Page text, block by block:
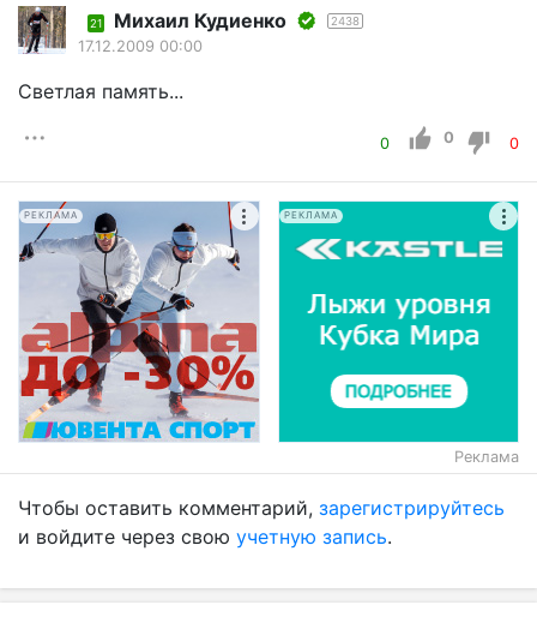
21 Михаил Кудиенко 2438
17.12.2009 00:00
Светлая память...
0 0 0
РЕКЛАМА РЕКЛАМА
Реклама
Чтобы оставить комментарий, зарегистрируйтесь
и войдите через свою учетную запись.